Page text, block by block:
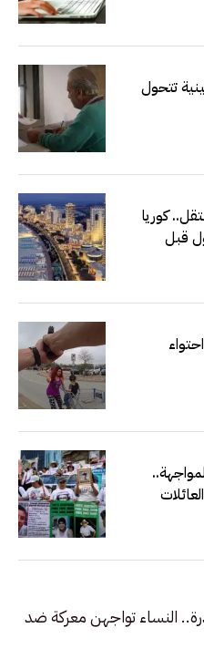
تتحول
كوريا
قبل
النساء تواجهن معركة ضد